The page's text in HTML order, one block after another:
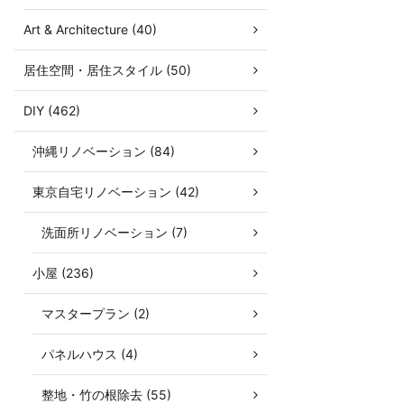
Art & Architecture (40)
居住空間・居住スタイル (50)
DIY (462)
沖縄リノベーション (84)
東京自宅リノベーション (42)
洗面所リノベーション (7)
小屋 (236)
マスタープラン (2)
パネルハウス (4)
整地・竹の根除去 (55)